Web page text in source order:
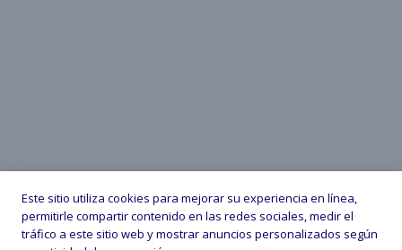
Este sitio utiliza cookies para mejorar su experiencia en línea,
permitirle compartir contenido en las redes sociales, medir el
tráfico a este sitio web y mostrar anuncios personalizados según